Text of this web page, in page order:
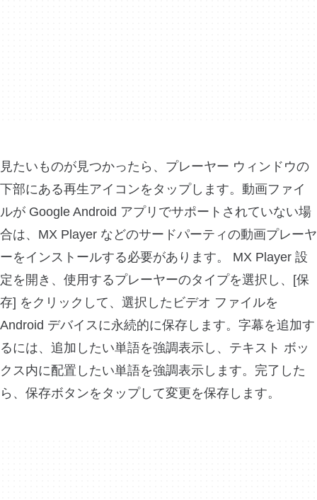
見たいものが見つかったら、プレーヤー ウィンドウの
下部にある再生アイコンをタップします。動画ファイ
ルが Google Android アプリでサポートされていない場
合は、MX Player などのサードパーティの動画プレーヤ
ーをインストールする必要があります。 MX Player 設
定を開き、使用するプレーヤーのタイプを選択し、[保
存] をクリックして、選択したビデオ ファイルを
Android デバイスに永続的に保存します。字幕を追加す
るには、追加したい単語を強調表示し、テキスト ボッ
クス内に配置したい単語を強調表示します。完了した
ら、保存ボタンをタップして変更を保存します。